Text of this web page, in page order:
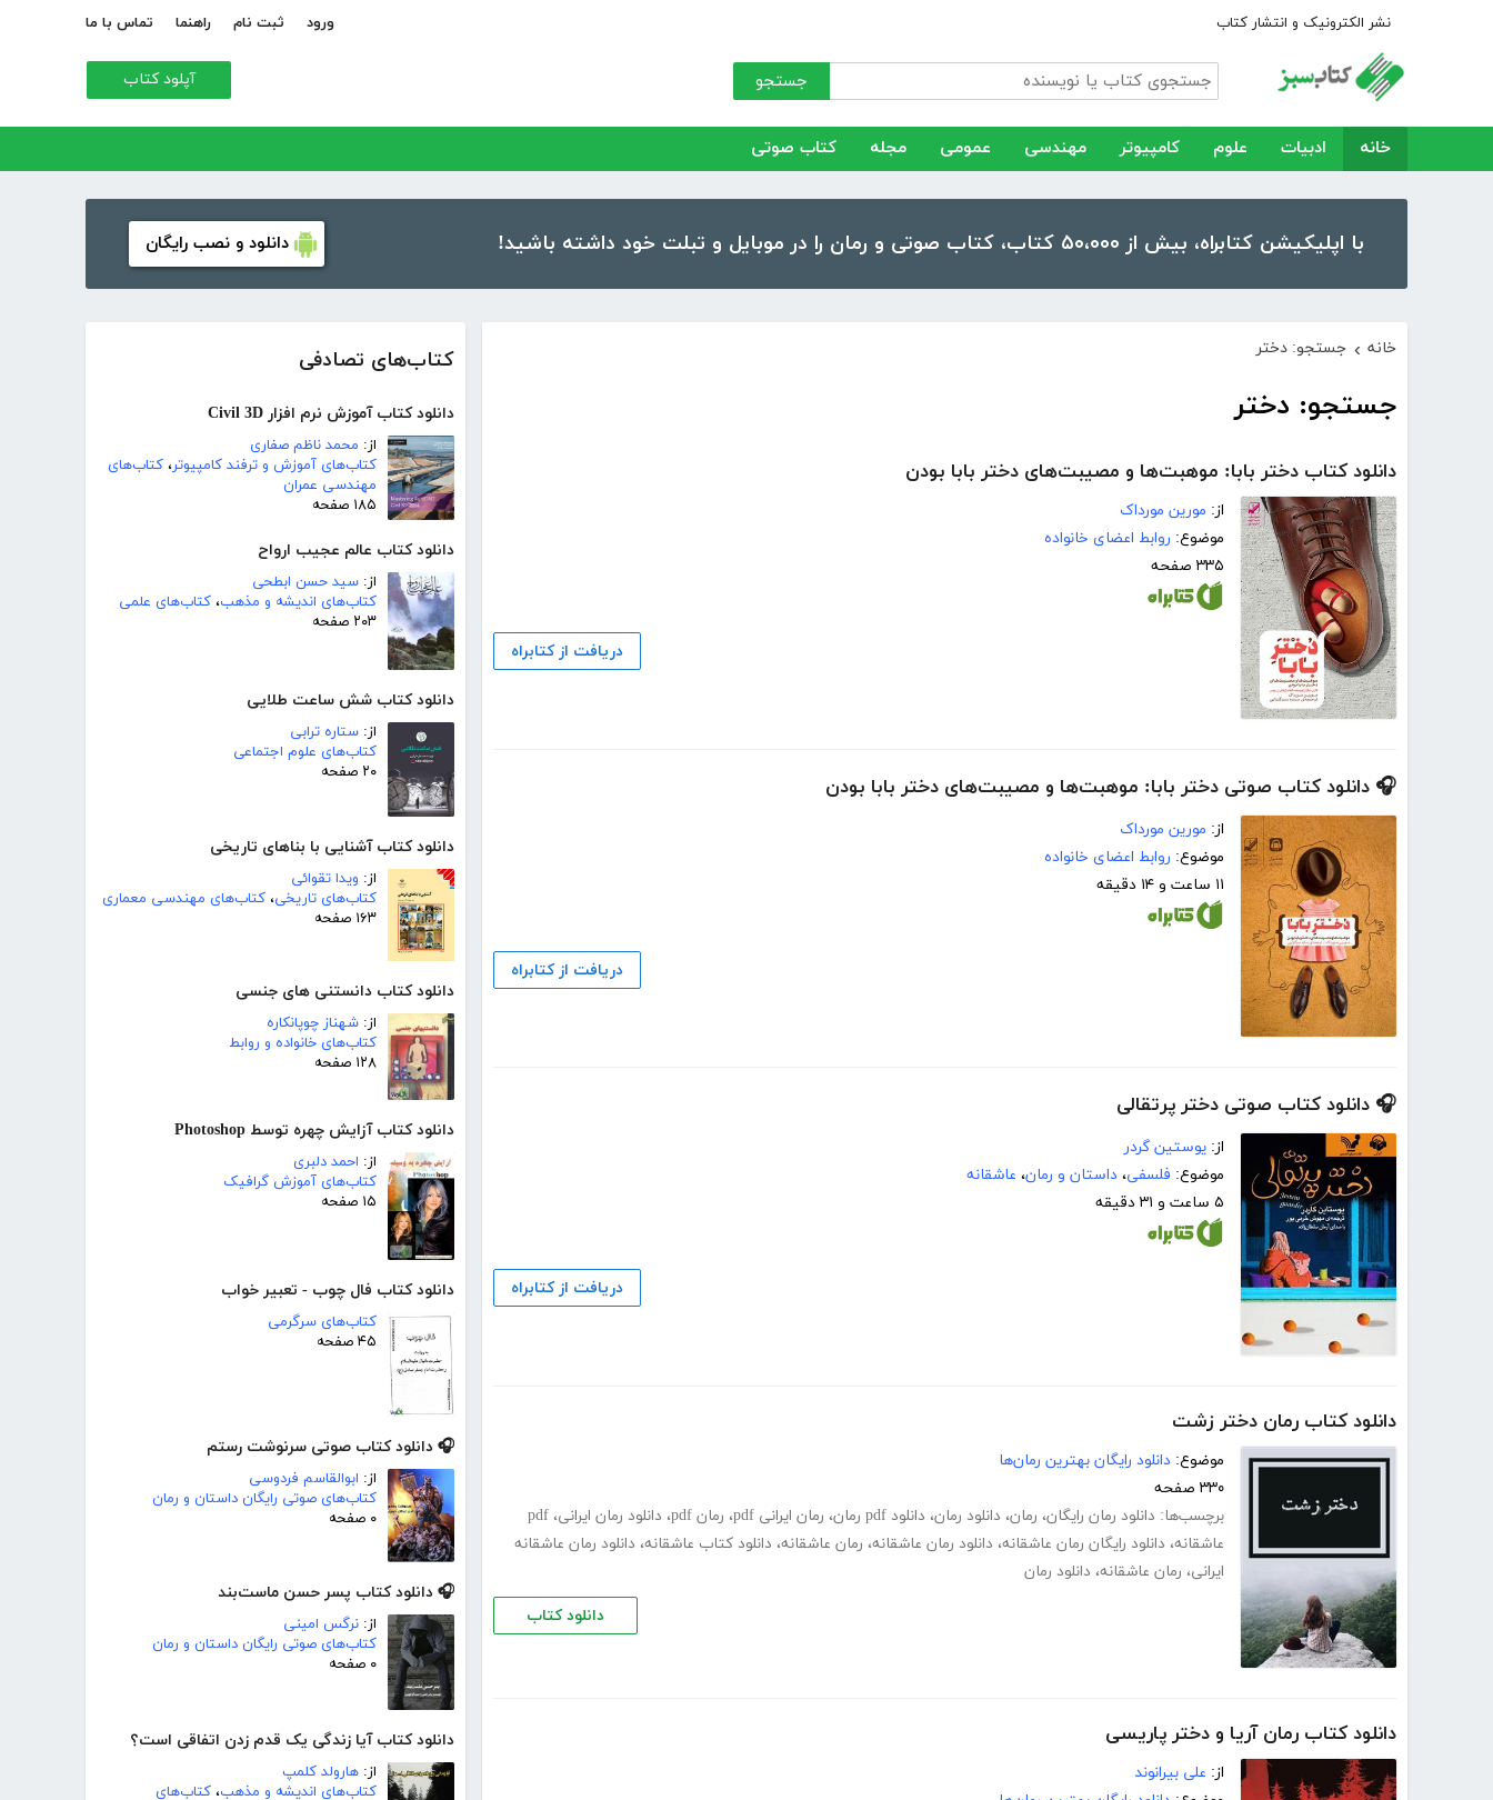
نشر الکترونیک و انتشار کتاب ورود ثبت نام راهنما تماس با ما
جستجو آپلود کتاب
خانه ادبیات علوم کامپیوتر مهندسی عمومی مجله کتاب صوتی
با اپلیکیشن کتابراه، بیش از ۵۰،۰۰۰ کتاب، کتاب صوتی و رمان را در موبایل و تبلت خود داشته باشید! دانلود و نصب رایگان
کتاب‌های تصادفی
دانلود کتاب آموزش نرم افزار Civil 3D
از: محمد ناظم صفاری
کتاب‌های آموزش و ترفند کامپیوتر، کتاب‌های
مهندسی عمران
۱۸۵ صفحه
دانلود کتاب عالم عجیب ارواح
از: سید حسن ابطحی
کتاب‌های اندیشه و مذهب، کتاب‌های علمی
۲۰۳ صفحه
دانلود کتاب شش ساعت طلایی
از: ستاره ترابی
کتاب‌های علوم اجتماعی
۲۰ صفحه
دانلود کتاب آشنایی با بناهای تاریخی
از: ویدا تقوائی
کتاب‌های تاریخی، کتاب‌های مهندسی معماری
۱۶۳ صفحه
دانلود کتاب دانستنی های جنسی
از: شهناز چوپانکاره
کتاب‌های خانواده و روابط
۱۲۸ صفحه
دانلود کتاب آزایش چهره توسط Photoshop
از: احمد دلبری
کتاب‌های آموزش گرافیک
۱۵ صفحه
دانلود کتاب فال چوب - تعبیر خواب
کتاب‌های سرگرمی
۴۵ صفحه
🎧 دانلود کتاب صوتی سرنوشت رستم
از: ابوالقاسم فردوسی
کتاب‌های صوتی رایگان داستان و رمان
۰ صفحه
🎧 دانلود کتاب پسر حسن ماست‌بند
از: نرگس امینی
کتاب‌های صوتی رایگان داستان و رمان
۰ صفحه
دانلود کتاب آیا زندگی یک قدم زدن اتفاقی است؟
از: هارولد کلمپ
کتاب‌های اندیشه و مذهب، کتاب‌های
خانه › جستجو: دختر
جستجو: دختر
دانلود کتاب دختر بابا: موهبت‌ها و مصیبت‌های دختر بابا بودن
از: مورین مورداک
موضوع: روابط اعضای خانواده
۳۳۵ صفحه
دریافت از کتابراه
🎧 دانلود کتاب صوتی دختر بابا: موهبت‌ها و مصیبت‌های دختر بابا بودن
از: مورین مورداک
موضوع: روابط اعضای خانواده
۱۱ ساعت و ۱۴ دقیقه
دریافت از کتابراه
🎧 دانلود کتاب صوتی دختر پرتقالی
از: یوستین گردر
موضوع: فلسفی، داستان و رمان، عاشقانه
۵ ساعت و ۳۱ دقیقه
دریافت از کتابراه
دانلود کتاب رمان دختر زشت
موضوع: دانلود رایگان بهترین رمان‌ها
۳۳۰ صفحه
برچسب‌ها: دانلود رمان رایگان، رمان، دانلود رمان، دانلود pdf رمان ، رمان ایرانی pdf ، رمان pdf ، دانلود رمان ایرانی، pdf
عاشقانه، دانلود رایگان رمان عاشقانه، دانلود رمان عاشقانه، رمان عاشقانه، دانلود کتاب عاشقانه، دانلود رمان عاشقانه
ایرانی، رمان عاشقانه، دانلود رمان
دانلود کتاب
دانلود کتاب رمان آریا و دختر پاریسی
از: علی بیرانوند